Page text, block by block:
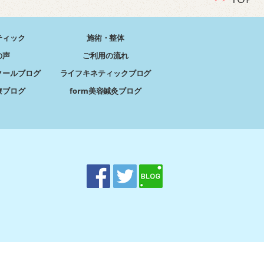
ィック
施術・整体
声
ご利用の流れ
ールブログ
ライフキネティックブログ
ブログ
form美容鍼灸ブログ